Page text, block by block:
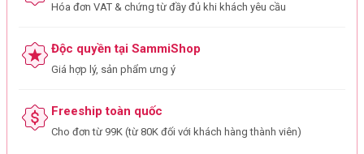
Hóa đơn VAT & chứng từ đầy đủ khi khách yêu cầu
Độc quyền tại SammiShop
Giá hợp lý, sản phẩm ưng ý
Freeship toàn quốc
Cho đơn từ 99K (từ 80K đối với khách hàng thành viên)